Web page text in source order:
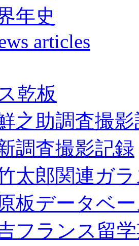
年史
articles
乾板
之助調査撮
調査撮影記録
太郎関連ガ
板データベ
フランス留